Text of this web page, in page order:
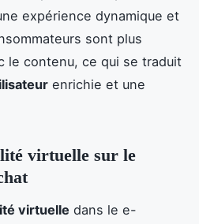
expérience dynamique et
sont plus
le contenu, ce qui se traduit
enrichie et une
virtuelle sur le
virtuelle dans le e-